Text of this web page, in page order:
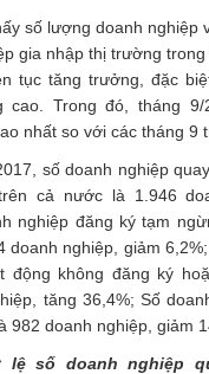
số lượng doanh nghiệp
gia nhập thị trường
tục tăng trưởng, đặc
cao. Trong đó, tháng
nhất so với các tháng 9
số doanh nghiệp
cả nước là 1.946
nghiệp đăng ký tạm
doanh nghiệp, giảm
động không đăng ký
tăng 36,4%; Số
982 doanh nghiệp, giảm
lệ số doanh nghiệp